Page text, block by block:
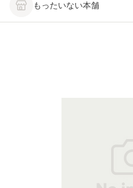
もったいない本舗